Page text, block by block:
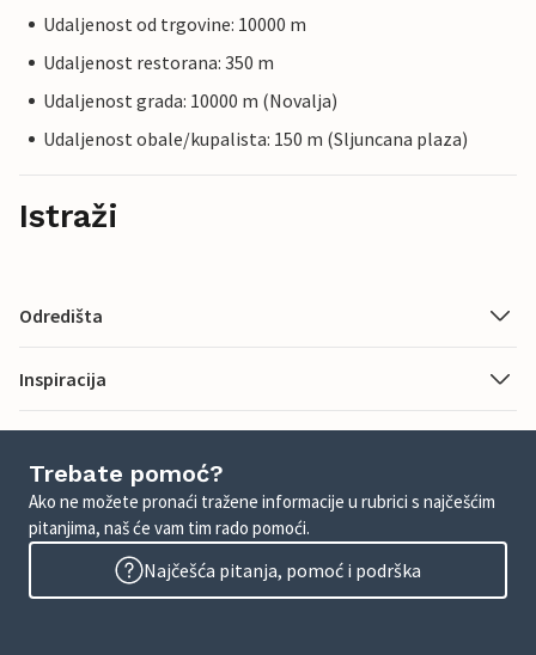
Udaljenost od trgovine: 10000 m
Udaljenost restorana: 350 m
Udaljenost grada: 10000 m (Novalja)
Udaljenost obale/kupalista: 150 m (Sljuncana plaza)
Istraži
Odredišta
Inspiracija
Trebate pomoć?
Ako ne možete pronaći tražene informacije u rubrici s najčešćim
pitanjima, naš će vam tim rado pomoći.
Najčešća pitanja, pomoć i podrška